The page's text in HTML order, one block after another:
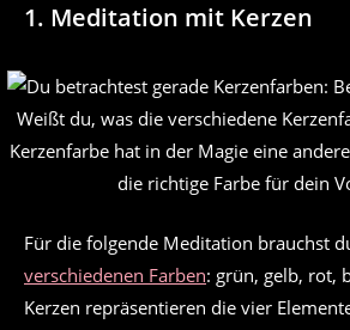
1. Meditation mit Kerzen
Weißt du, was die verschiedene
Kerzenfarbe hat in der Magie eine
die richtige Farbe für dein
Für die folgende Meditation brauchst
verschiedenen Farben: grün, gelb, rot,
Kerzen repräsentieren die vier